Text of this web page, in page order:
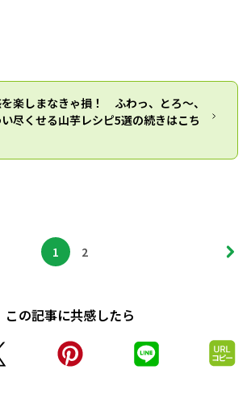
楽しまなきゃ損！ ふわっ、とろ～、
尽くせる山芋レシピ5選の続きはこち
1 2
この記事に共感したら